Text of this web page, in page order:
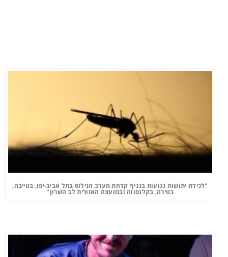
"לכידת יתושות נגועות בנגיף קדחת מערב הנילוס בתל אביב-יפו, בטייבה,
בטירה, בקלנסווה ובמועצה האזורית לב השרון"